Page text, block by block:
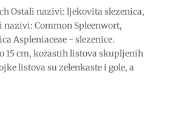
Ostali nazivi: ljekovita slezenica,
Common Spleenwort,
Aspleniaceae - slezenice.
15 cm, kožastih listova skupljenih
listova su zelenkaste i gole, a